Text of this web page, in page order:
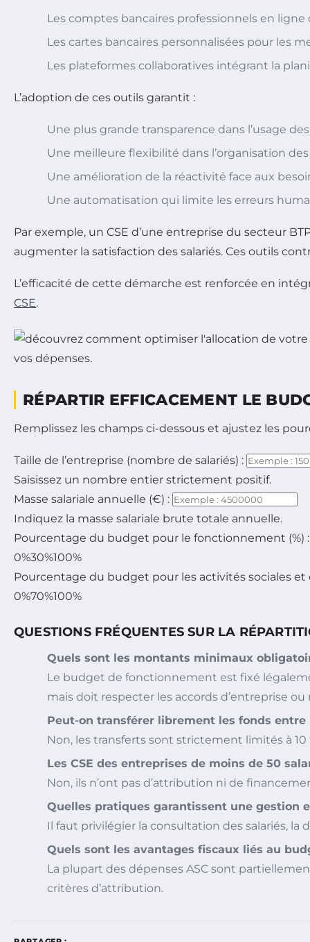
Les comptes bancaires professionnels en
Les cartes bancaires personnalisées pour les
Les plateformes collaboratives intégrant la
L’adoption de ces outils garantit :
Une plus grande transparence dans l’usage
Une meilleure flexibilité dans l’organisation
Une amélioration de la réactivité face aux
Une automatisation qui limite les erreurs
Par exemple, un CSE d’une entreprise du secteur
augmenter la satisfaction des salariés. Ces outils
L’efficacité de cette démarche est renforcée en
CSE.
RÉPARTIR EFFICACEMENT LE
Remplissez les champs ci-dessous et ajustez les
Taille de l’entreprise (nombre de salariés) :
Saisissez un nombre entier strictement positif.
Masse salariale annuelle (€) :
Indiquez la masse salariale brute totale annuelle.
Pourcentage du budget pour le fonctionnement (%) :
0%30%100%
Pourcentage du budget pour les activités sociales et
0%70%100%
QUESTIONS FRÉQUENTES SUR LA
Quels sont les montants minimaux
Le budget de fonctionnement est fixé
mais doit respecter les accords d’entreprise
Peut-on transférer librement les fonds entre
Non, les transferts sont strictement limités à
Les CSE des entreprises de moins de 50
Non, ils n’ont pas d’attribution ni de
Quelles pratiques garantissent une gestion
Il faut privilégier la consultation des salariés, la
Quels sont les avantages fiscaux liés au
La plupart des dépenses ASC sont
critères d’attribution.